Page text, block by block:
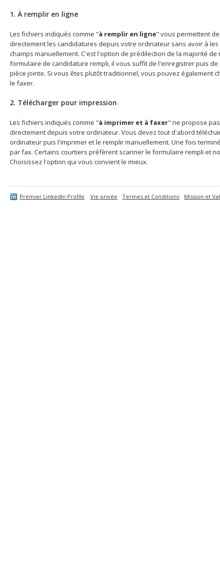
1. À remplir en ligne
Les fichiers indiqués comme "à remplir en ligne" vous permettent
directement les candidatures depuis votre ordinateur sans avoir à
champs manuellement. C'est l'option de prédilection de la majorité de
formulaire de candidature rempli, il vous suffit de l'enregistrer puis
pièce jointe. Si vous êtes plutôt traditionnel, vous pouvez également
le faxer.
2. Télécharger pour impression
Les fichiers indiqués comme "à imprimer et à faxer" ne propose
directement depuis votre ordinateur. Vous devez tout d'abord
ordinateur puis l'imprimer et le remplir manuellement. Une fois
par fax. Certains courtiers préfèrent scanner le formulaire rempli et
Choisissez l'option qui vous convient le mieux.
Premier LinkedIn Profile Vie privée Termes et Conditions Mission et